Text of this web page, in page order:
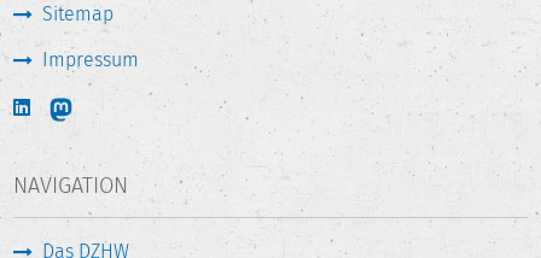
Sitemap
Impressum
NAVIGATION
Das DZHW